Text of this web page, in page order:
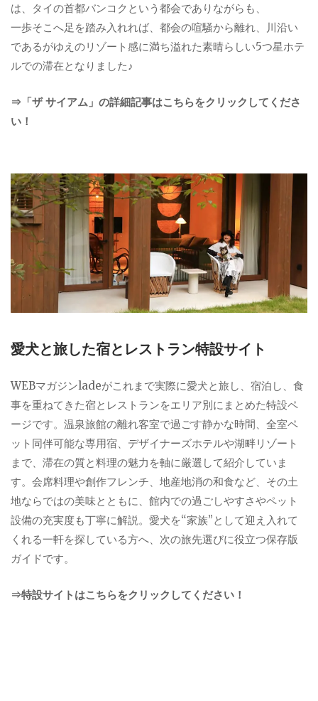
は、タイの首都バンコクという都会でありながらも、
一歩そこへ足を踏み入れれば、都会の喧騒から離れ、川沿い
であるがゆえのリゾート感に満ち溢れた素晴らしい5つ星ホテ
ルでの滞在となりました♪
⇒「ザ サイアム」の詳細記事はこちらをクリックしてくださ
い！
愛犬と旅した宿とレストラン特設サイト
WEBマガジンladeがこれまで実際に愛犬と旅し、宿泊し、食
事を重ねてきた宿とレストランをエリア別にまとめた特設ペ
ージです。温泉旅館の離れ客室で過ごす静かな時間、全室ペ
ット同伴可能な専用宿、デザイナーズホテルや湖畔リゾート
まで、滞在の質と料理の魅力を軸に厳選して紹介していま
す。会席料理や創作フレンチ、地産地消の和食など、その土
地ならではの美味とともに、館内での過ごしやすさやペット
設備の充実度も丁寧に解説。愛犬を“家族”として迎え入れて
くれる一軒を探している方へ、次の旅先選びに役立つ保存版
ガイドです。
⇒特設サイトはこちらをクリックしてください！